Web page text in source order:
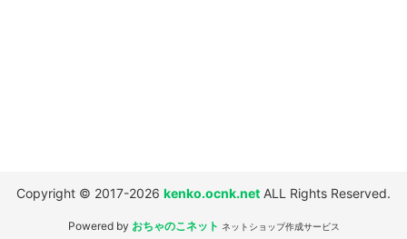
Copyright © 2017-2026 kenko.ocnk.net ALL Rights Reserved.
Powered by おちゃのこネット ネットショップ作成サービス